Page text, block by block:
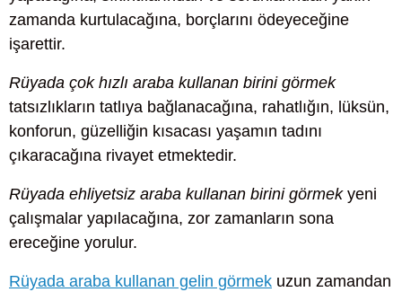
zamanda kurtulacağına, borçlarını ödeyeceğine
işarettir.
Rüyada çok hızlı araba kullanan birini görmek
tatsızlıkların tatlıya bağlanacağına, rahatlığın, lüksün,
konforun, güzelliğin kısacası yaşamın tadını
çıkaracağına rivayet etmektedir.
Rüyada ehliyetsiz araba kullanan birini görmekyeni
çalışmalar yapılacağına, zor zamanların sona
ereceğine yorulur.
Rüyada araba kullanan gelin görmek uzun zamandan